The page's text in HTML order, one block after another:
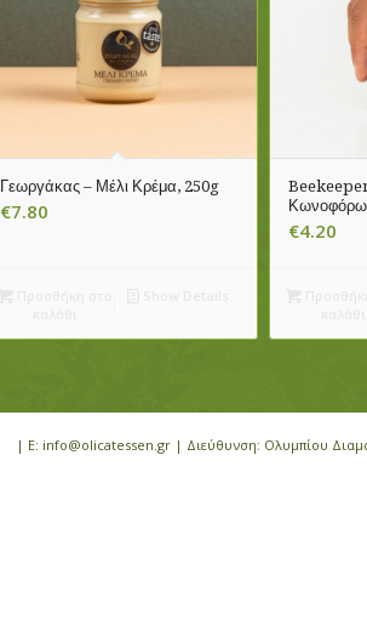
Γεωργάκας – Μέλι Κρέμα, 250g
€7.80
€4.20
| E: info@olicatessen.gr | Διεύθυνση: Ολυμπίου